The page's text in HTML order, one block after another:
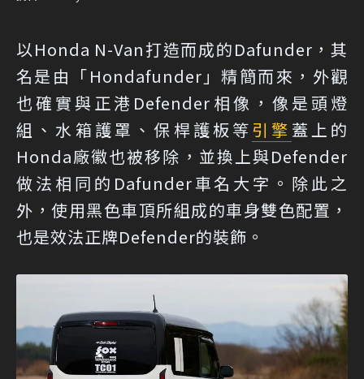
以Honda N-Van打造而成的Dafunder，其
名是由「Hondafunder」精簡而來，外觀
也確實與正港Defender相像，像是頭燈
組、水箱護罩、保桿護板等 引擎 蓋上的
Honda廠徽也被移除，並換上與Defender
做法相同的Dafunder車名大字。除此之
外，使用黑色車頂所組成的車身雙色配置，
也是效法正牌Defender的裝飾。